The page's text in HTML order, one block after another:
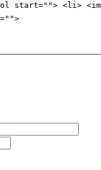
start=""> <li>